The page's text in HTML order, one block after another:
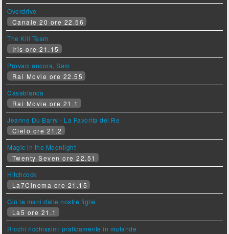
Overdrive
Canale 20 ore 22.56
The Kill Team
Iris ore 21.15
Provaci ancora, Sam
Rai Movie ore 22.55
Casablanca
Rai Movie ore 21.1
Jeanne Du Barry - La Favorita del Re
Cielo ore 21.2
Magic in the Moonlight
Twenty Seven ore 22.51
Hitchcock
La7Cinema ore 21.15
Giù le mani dalle nostre figlie
La5 ore 21.1
Ricchi ricchissimi praticamente in mutande